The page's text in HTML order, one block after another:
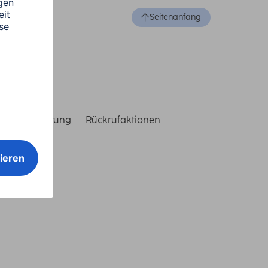
Seitenanfang
Rückrufaktionen